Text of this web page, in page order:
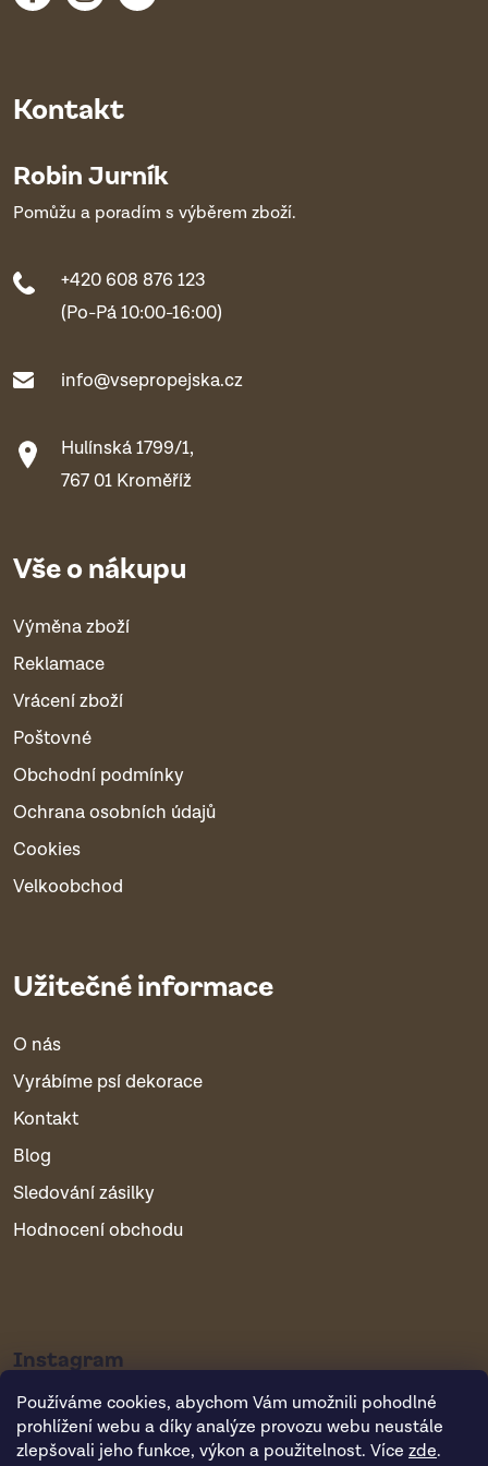
Používáme cookies, abychom Vám umožnili pohodlné
prohlížení webu a díky analýze provozu webu neustále
zlepšovali jeho funkce, výkon a použitelnost. Více zde.
Kontakt
Robin Jurník
Pomůžu a poradím s výběrem zboží.
+420 608 876 123
(Po-Pá 10:00-16:00)
info@vsepropejska.cz
Hulínská 1799/1,
767 01 Kroměříž
Vše o nákupu
Výměna zboží
Reklamace
Vrácení zboží
Poštovné
Obchodní podmínky
Ochrana osobních údajů
Cookies
Velkoobchod
Užitečné informace
O nás
Vyrábíme psí dekorace
Kontakt
Blog
Sledování zásilky
Hodnocení obchodu
Instagram